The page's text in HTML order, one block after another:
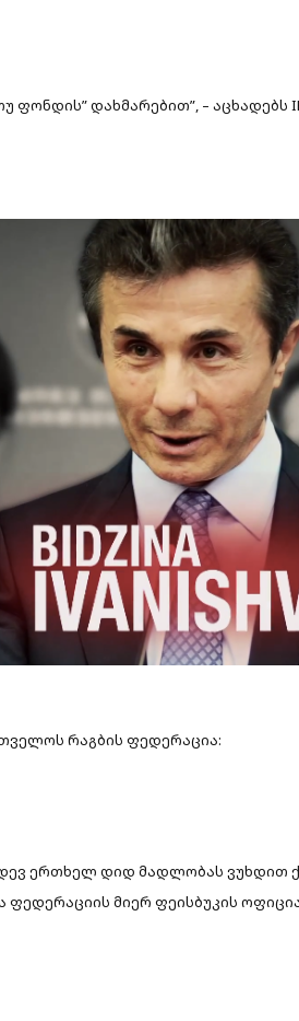
დახმარებით”, – აცხადებს
რაგბის ფედერაცია:
ერთხელ დიდ მადლობას ვუხდით
ფედერაციის მიერ ფეისბუკის